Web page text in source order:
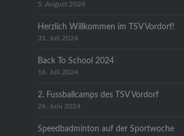
5. August 2024
Herzlich Willkommen im TSV Vordorf!
31. Juli 2024
Back To School 2024
16. Juli 2024
2. Fussballcamps des TSV Vordorf
26. Juni 2024
Speedbadminton auf der Sportwoche